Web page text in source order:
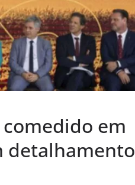
em
detalhamento